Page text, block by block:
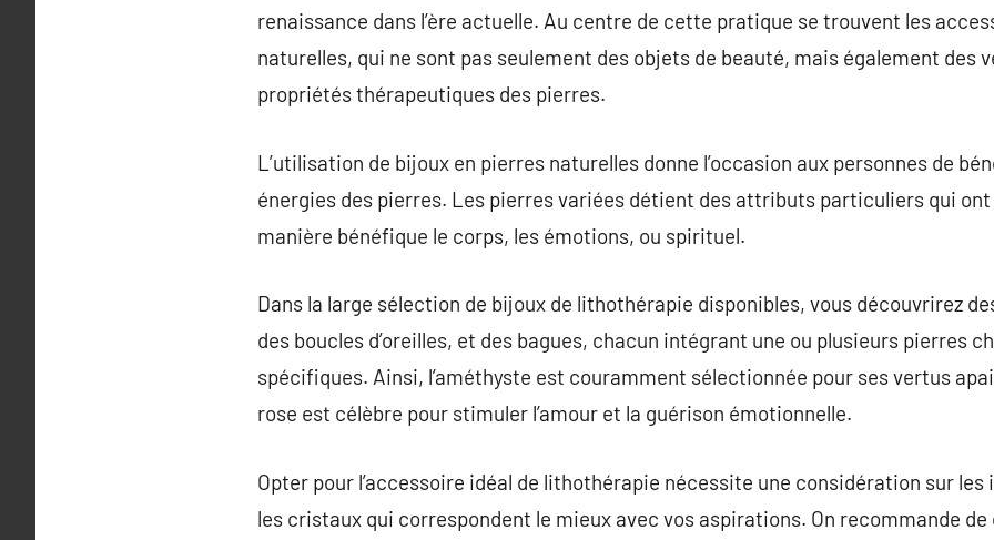
renaissance dans l’ère actuelle. Au centre de cette pratique se trouvent les
naturelles, qui ne sont pas seulement des objets de beauté, mais également des
propriétés thérapeutiques des pierres.
L’utilisation de bijoux en pierres naturelles donne l’occasion aux personnes de
énergies des pierres. Les pierres variées détient des attributs particuliers qui
manière bénéfique le corps, les émotions, ou spirituel.
Dans la large sélection de bijoux de lithothérapie disponibles, vous découvrirez
des boucles d’oreilles, et des bagues, chacun intégrant une ou plusieurs pierres
spécifiques. Ainsi, l’améthyste est couramment sélectionnée pour ses vertus
rose est célèbre pour stimuler l’amour et la guérison émotionnelle.
Opter pour l’accessoire idéal de lithothérapie nécessite une considération sur
les cristaux qui correspondent le mieux avec vos aspirations. On recommande